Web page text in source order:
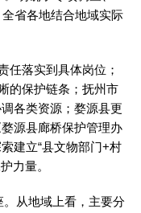
省各地结合地域实际
任落实到具体岗位；
的保护链条；抚州市
各类资源；婺源县更
源县廊桥保护管理办
建立“县文物部门+村
力量。
从地域上看，主要分